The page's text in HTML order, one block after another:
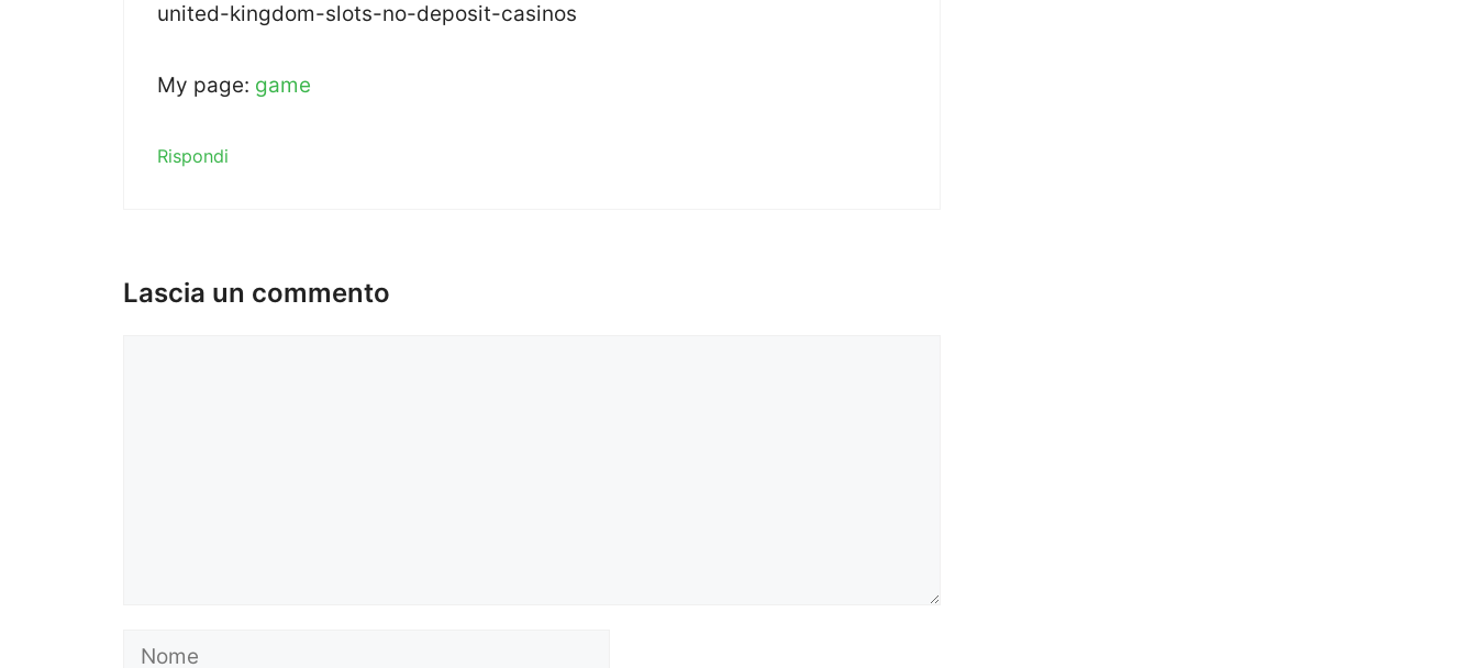
united-kingdom-slots-no-deposit-casinos
My page: game
Rispondi
Lascia un commento
Nome